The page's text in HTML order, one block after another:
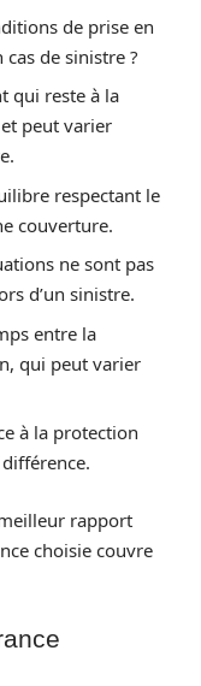
de prise en
de sinistre ?
qui reste à la
peut varier
respectant le
couverture.
ne sont pas
d’un sinistre.
entre la
qui peut varier
à la protection
rapport
choisie couvre